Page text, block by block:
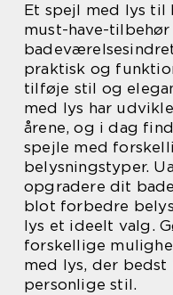
Et spejl med lys
must-have-
praktisk og
tilføje stil og
med lys har
årene, og i dag
spejle med
belysningstyper.
opgradere dit
blot forbedre
lys et ideelt valg.
forskellige
med lys, der bedst
personlige stil.